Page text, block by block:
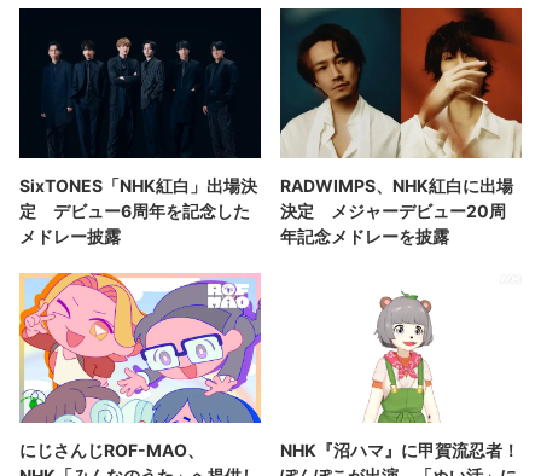
SixTONES「NHK紅白」出場決
定 デビュー6周年を記念した
メドレー披露
RADWIMPS、NHK紅白に出場
決定 メジャーデビュー20周
年記念メドレーを披露
にじさんじROF-MAO、
NHK『沼ハマ』に甲賀流忍者！